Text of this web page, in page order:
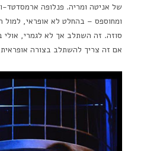
של אניטה ומריה. פנלופה ארמסדטד-
ומחוספס – בהחלט לא אופראי, למול
סוזה. זה השתלב אך לא לגמרי,
אם זה צריך להשתלב בצורה